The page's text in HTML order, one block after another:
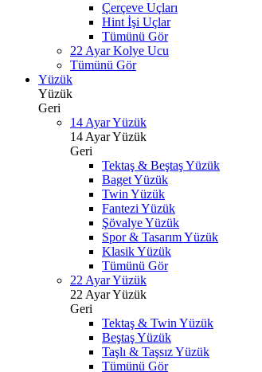
Çerçeve Uçları
Hint İşi Uçlar
Tümünü Gör
22 Ayar Kolye Ucu
Tümünü Gör
Yüzük
Yüzük
Geri
14 Ayar Yüzük
14 Ayar Yüzük
Geri
Tektaş & Beştaş Yüzük
Baget Yüzük
Twin Yüzük
Fantezi Yüzük
Şövalye Yüzük
Spor & Tasarım Yüzük
Klasik Yüzük
Tümünü Gör
22 Ayar Yüzük
22 Ayar Yüzük
Geri
Tektaş & Twin Yüzük
Beştaş Yüzük
Taşlı & Taşsız Yüzük
Tümünü Gör